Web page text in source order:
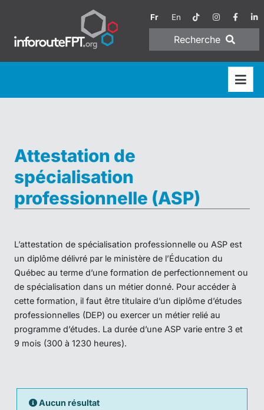
Fr En
Recherche
Attestation de
spécialisation
professionnelle (ASP)
L’attestation de spécialisation professionnelle ou ASP est
un diplôme délivré par le ministère de l’Éducation du
Québec au terme d’une formation de perfectionnement ou
de spécialisation dans un métier donné. Pour accéder à
cette formation, il faut être titulaire d’un diplôme d’études
professionnelles (DEP) ou exercer un métier relié au
programme d’études. La durée d’une ASP varie entre 3 et
9 mois (300 à 1230 heures).
Aucun résultat